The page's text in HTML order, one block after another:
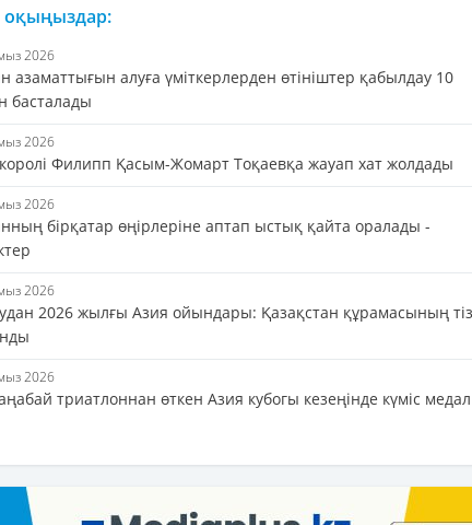
оқыңыздар:
2026
азаматтығын алуға үміткерлерден өтініштер қабылдау 10
басталады
2026
Филипп Қасым-Жомарт Тоқаевқа жауап хат жолдады
2026
бірқатар өңірлеріне аптап ыстық қайта оралады -
2026
2026 жылғы Азия ойындары: Қазақстан құрамасының
2026
триатлоннан өткен Азия кубогы кезеңінде күміс